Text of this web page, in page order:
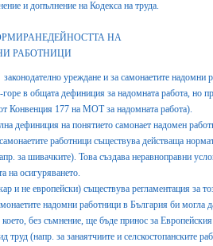
и допълнение на Кодекса на труда.
НА
РАБОТНИЦИ
уреждане и за самонаетите надомни
горе в общата дефиниция за надомната работа, но
Конвенция 177 на МОТ за надомната работа).
дефиниция на понятието самонает надомен
работници съществува действаща
за шивачките). Това създава неравноправни
на осигуряването.
и не европейски) съществува регламентация за
надомни работници в България би
без съмнение, ще бъде принос за
труд (напр. за занаятчиите и селскостопанските